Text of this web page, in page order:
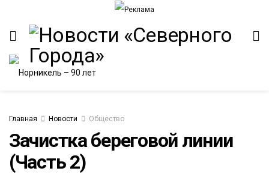
Главная Новости Общество
Зачистка береговой линии
(Часть 2)